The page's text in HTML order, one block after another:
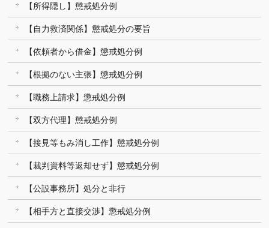
【所得隠し】懲戒処分例
【自力救済関係】懲戒処分の要旨
【依頼者から借金】懲戒処分例
【根拠のない主張】懲戒処分例
【職務上請求】懲戒処分例
【双方代理】懲戒処分例
【接見等もみ消し工作】懲戒処分例
【裁判資料等返却せず】懲戒処分例
【公設事務所】処分と非行
【相手方と直接交渉】懲戒処分例